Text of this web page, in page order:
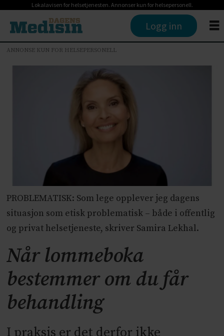
Lokalavisen for helsetjenesten. Annonser kun for helsepersonell.
Logg inn
ANNONSE KUN FOR HELSEPERSONELL
PROBLEMATISK: Som lege opplever jeg dagens
situasjon som etisk problematisk – både i offentlig
og privat helsetjeneste, skriver Samira Lekhal.
Når lommeboka
bestemmer om du får
behandling
I praksis er det derfor ikke